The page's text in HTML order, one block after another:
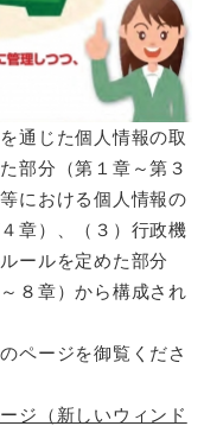
通じた個人情報の取
部分（第１章～第３
における個人情報の
章）、（３）行政機
ールを定めた部分
８章）から構成され
ページを御覧くださ
ジ（新しいウィンド